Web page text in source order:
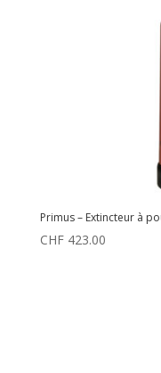
Primus – Extincteur à
CHF423.00